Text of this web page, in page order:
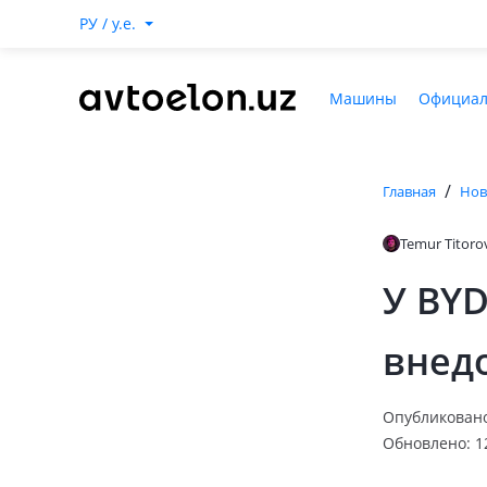
РУ / y.e.
Машины
Главная /
Temur
У
Обновлено: